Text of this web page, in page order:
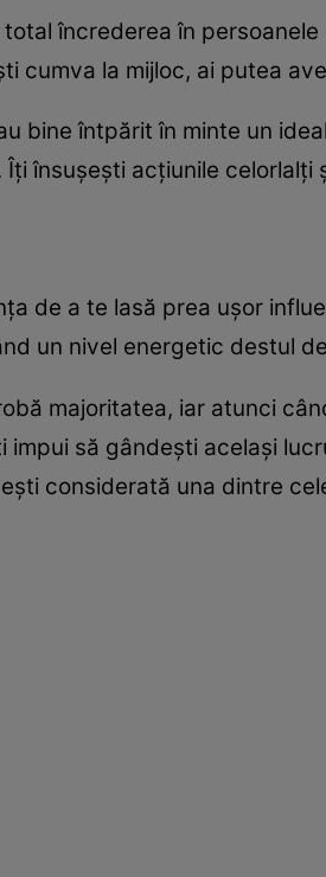
încrederea în
cumva la mijloc, ai putea
bine întpărit în minte un
însuşeşti acţiunile celorlalţi
de a te lasă prea uşor
un nivel energetic destul
majoritatea, iar atunci
impui să gândeşti acelaşi
considerată una dintre